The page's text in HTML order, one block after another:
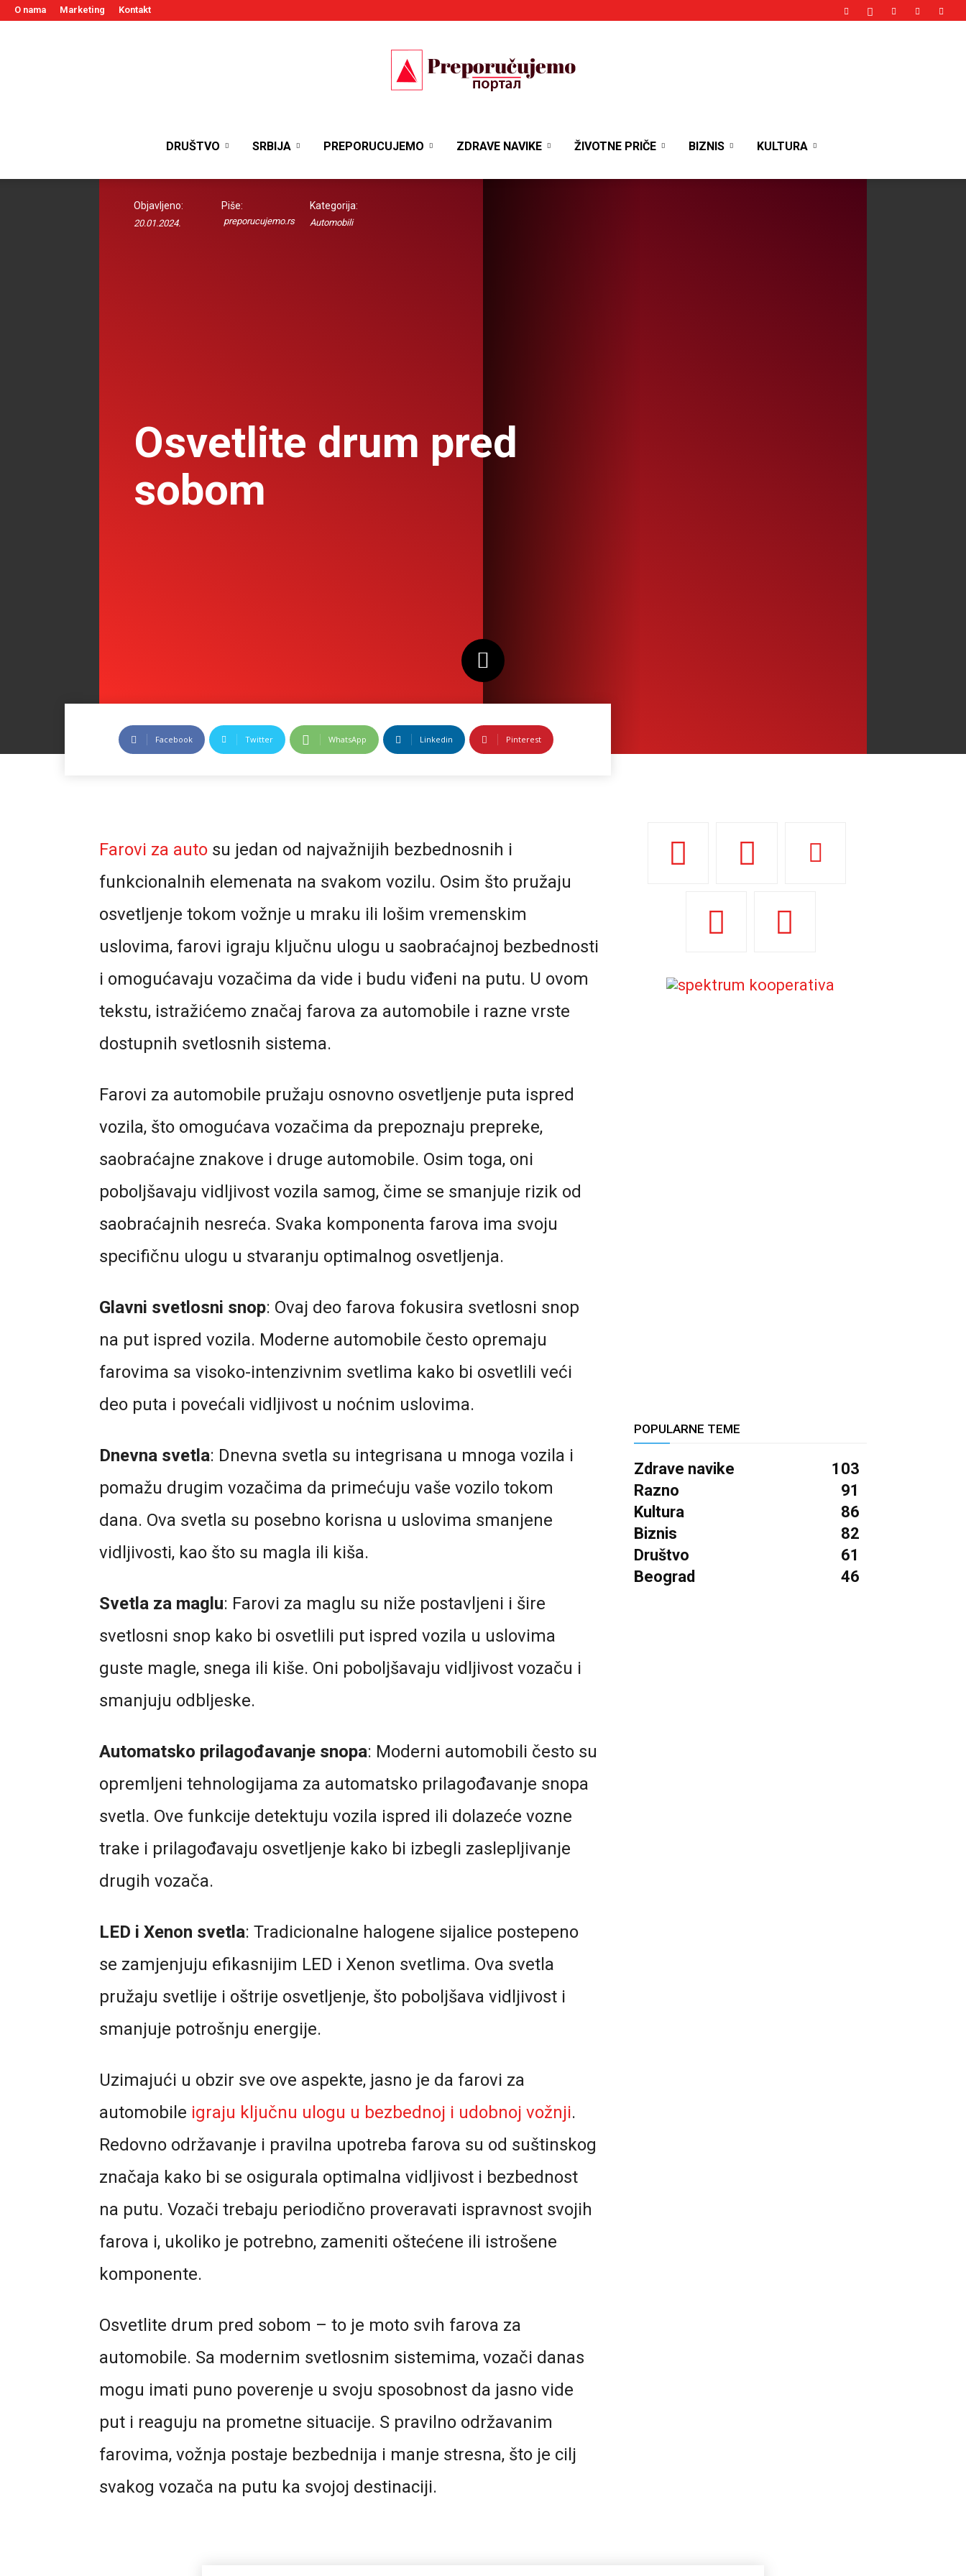
O nama Marketing Kontakt
Portal
DRUŠTVO SRBIJA PREPORUCUJEMO ZDRAVE NAVIKE ŽIVOTNE PRIČE BIZNIS KULTURA
Osvetlite drum pred
sobom
Objavljeno:
20.01.2024.
Piše:
preporucujemo.rs
Kategorija:
Automobili
Facebook Twitter WhatsApp Linkedin Pinterest
Farovi za auto su jedan od najvažnijih bezbednosnih i
funkcionalnih elemenata na svakom vozilu. Osim što pružaju
osvetljenje tokom vožnje u mraku ili lošim vremenskim
uslovima, farovi igraju ključnu ulogu u saobraćajnoj bezbednosti
i omogućavaju vozačima da vide i budu viđeni na putu. U ovom
tekstu, istražićemo značaj farova za automobile i razne vrste
dostupnih svetlosnih sistema.
Farovi za automobile pružaju osnovno osvetljenje puta ispred
vozila, što omogućava vozačima da prepoznaju prepreke,
saobraćajne znakove i druge automobile. Osim toga, oni
poboljšavaju vidljivost vozila samog, čime se smanjuje rizik od
saobraćajnih nesreća. Svaka komponenta farova ima svoju
specifičnu ulogu u stvaranju optimalnog osvetljenja.
Glavni svetlosni snop: Ovaj deo farova fokusira svetlosni snop
na put ispred vozila. Moderne automobile često opremaju
farovima sa visoko-intenzivnim svetlima kako bi osvetlili veći
deo puta i povećali vidljivost u noćnim uslovima.
Dnevna svetla: Dnevna svetla su integrisana u mnoga vozila i
pomažu drugim vozačima da primećuju vaše vozilo tokom
dana. Ova svetla su posebno korisna u uslovima smanjene
vidljivosti, kao što su magla ili kiša.
Svetla za maglu: Farovi za maglu su niže postavljeni i šire
svetlosni snop kako bi osvetlili put ispred vozila u uslovima
guste magle, snega ili kiše. Oni poboljšavaju vidljivost vozaču i
smanjuju odbljeske.
Automatsko prilagođavanje snopa: Moderni automobili često su
opremljeni tehnologijama za automatsko prilagođavanje snopa
svetla. Ove funkcije detektuju vozila ispred ili dolazeće vozne
trake i prilagođavaju osvetljenje kako bi izbegli zaslepljivanje
drugih vozača.
LED i Xenon svetla: Tradicionalne halogene sijalice postepeno
se zamjenjuju efikasnijim LED i Xenon svetlima. Ova svetla
pružaju svetlije i oštrije osvetljenje, što poboljšava vidljivost i
smanjuje potrošnju energije.
Uzimajući u obzir sve ove aspekte, jasno je da farovi za
automobile igraju ključnu ulogu u bezbednoj i udobnoj vožnji.
Redovno održavanje i pravilna upotreba farova su od suštinskog
značaja kako bi se osigurala optimalna vidljivost i bezbednost
na putu. Vozači trebaju periodično proveravati ispravnost svojih
farova i, ukoliko je potrebno, zameniti oštećene ili istrošene
komponente.
Osvetlite drum pred sobom – to je moto svih farova za
automobile. Sa modernim svetlosnim sistemima, vozači danas
mogu imati puno poverenje u svoju sposobnost da jasno vide
put i reaguju na prometne situacije. S pravilno održavanim
farovima, vožnja postaje bezbednija i manje stresna, što je cilj
svakog vozača na putu ka svojoj destinaciji.
POPULARNE TEME
Zdrave navike
103
Razno
91
Kultura
86
Biznis
82
Društvo
61
Beograd
46